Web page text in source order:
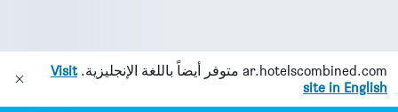
ar.hotelscombined.com متوفر أيضاً باللغة الإنجليزية.Visit
site in English